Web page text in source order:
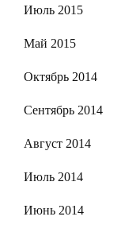
Июль 2015
Май 2015
Октябрь 2014
Сентябрь 2014
Август 2014
Июль 2014
Июнь 2014